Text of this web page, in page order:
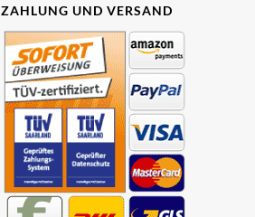
ZAHLUNG UND VERSAND